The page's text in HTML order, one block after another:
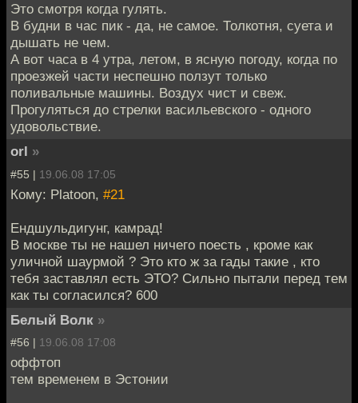
Это смотря когда гулять.
В будни в час пик - да, не самое. Толкотня, суета и
дышать не чем.
А вот часа в 4 утра, летом, в ясную погоду, когда по
проезжей части неспешно ползут только
поливальные машины. Воздух чист и свеж.
Прогуляться до стрелки васильевского - одного
удовольствие.
orl »
#55 | 19.06.08 17:05
Кому: Platoon, #21
Ендшульдигунг, камрад!
В москве ты не нашел ничего поесть , кроме как
уличной шаурмой ? Это кто ж за гады такие , кто
тебя заставлял есть ЭТО? Сильно пытали перед тем
как ты согласился? 600
Белый Волк »
#56 | 19.06.08 17:08
оффтоп
тем временем в Эстонии